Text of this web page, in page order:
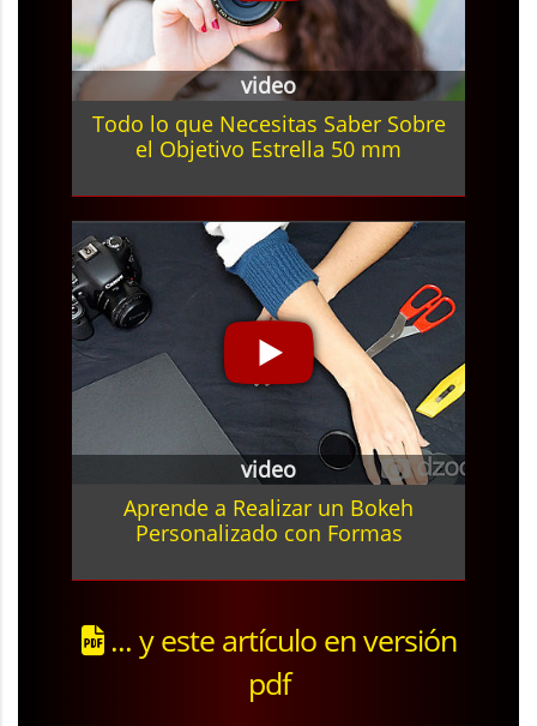
video
Todo lo que Necesitas Saber Sobre
el Objetivo Estrella 50 mm
video
Aprende a Realizar un Bokeh
Personalizado con Formas
... y este artículo en versión
pdf